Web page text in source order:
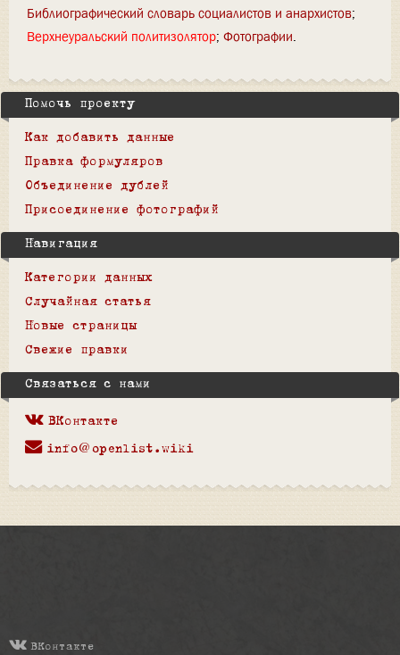
Библиографический словарь социалистов и анархистов
Верхнеуральский политизолятор Фотографии
Помочь проекту
Как добавить данные
Правка формуляров
Объединение дублей
Присоединение фотографий
Навигация
Категории данных
Случайная статья
Новые страницы
Свежие правки
Связаться с нами
ВКонтакте
info@openlist.wiki
ВКонтакте